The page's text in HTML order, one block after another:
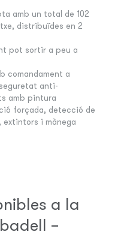
amb un total de 102
distribuïdes en 2
pot sortir a peu a
comandament a
anti-
amb pintura
forçada, detecció de
i mànega
a la
–